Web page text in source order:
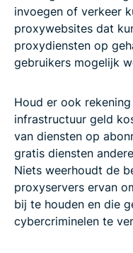
invoegen of verkeer
proxywebsites dat
proxydiensten op
gebruikers mogelijk
Houd er ook
infrastructuur geld
van diensten op
gratis diensten
Niets weerhoudt de
proxyservers ervan
bij te houden en die
cybercriminelen te